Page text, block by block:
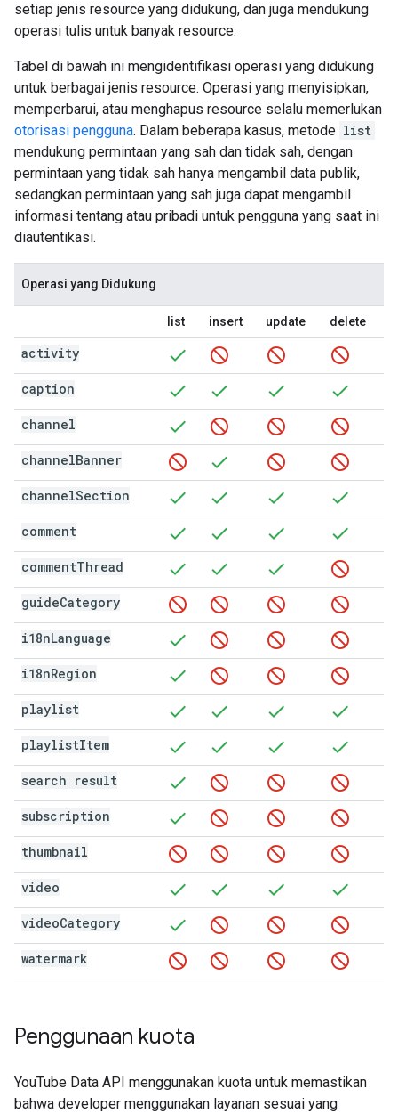
setiap jenis resource yang didukung, dan juga mendukung
operasi tulis untuk banyak resource.
Tabel di bawah ini mengidentifikasi operasi yang didukung
untuk berbagai jenis resource. Operasi yang menyisipkan,
memperbarui, atau menghapus resource selalu memerlukan
otorisasi pengguna. Dalam beberapa kasus, metode list
mendukung permintaan yang sah dan tidak sah, dengan
permintaan yang tidak sah hanya mengambil data publik,
sedangkan permintaan yang sah juga dapat mengambil
informasi tentang atau pribadi untuk pengguna yang saat ini
diautentikasi.
Operasi yang Didukung
list insert update delete
activity
caption
channel
channelBanner
channelSection
comment
commentThread
guideCategory
i18nLanguage
i18nRegion
playlist
playlistItem
search result
subscription
thumbnail
video
videoCategory
watermark
Penggunaan kuota
YouTube Data API menggunakan kuota untuk memastikan
bahwa developer menggunakan layanan sesuai yang